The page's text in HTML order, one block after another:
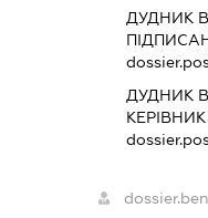
ДУДНИК
ДУДНИК
КЕРІВНИК